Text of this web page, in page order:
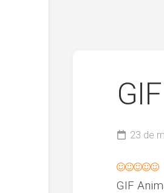
23 de
GIF